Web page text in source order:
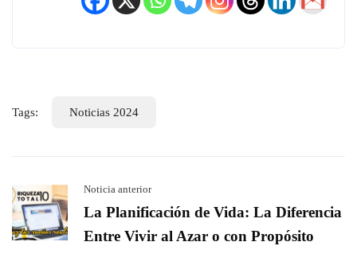
Tags: Noticias 2024
Noticia anterior
La Planificación de Vida: La Diferencia
Entre Vivir al Azar o con Propósito